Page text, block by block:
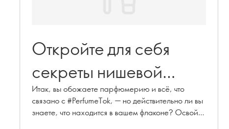
Откройте для себя
секреты нишевой
парфюмерии:
профессиональный
Итак, вы обожаете парфюмерию и всё, что
связано с #PerfumeTok, — но действительно ли вы
знаете, что находится в вашем флаконе? Освойте